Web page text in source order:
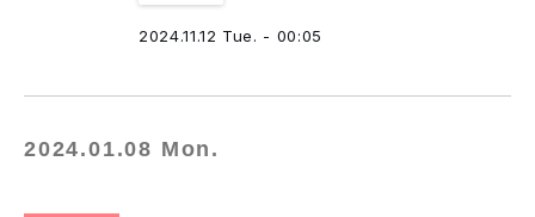
2024.11.12 Tue. - 00:05
2024.01.08 Mon.